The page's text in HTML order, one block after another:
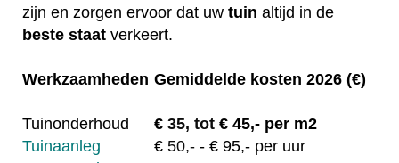
zijn en zorgen ervoor dat uw tuin altijd in de
beste staat verkeert.
Werkzaamheden Gemiddelde kosten 2026 (€)
Tuinonderhoud € 35, tot € 45,- per m2
Tuinaanleg
€ 50,- - € 95,- per uur